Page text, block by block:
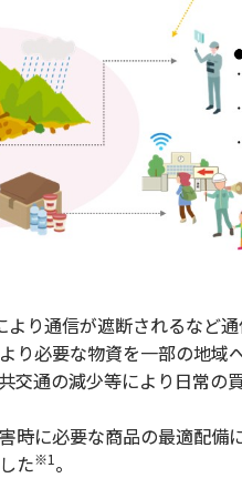
り通信が遮断されるなど
り必要な物資を一部の地域
交通の減少等により日常の
に必要な商品の最適配備
た※1 。